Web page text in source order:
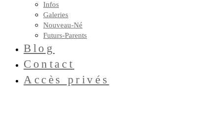
Infos
Galeries
Nouveau-Né
Futurs-Parents
Blog
Contact
Accès privés